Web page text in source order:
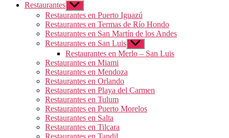
Restaurantes Mostrar
el
submenú
Restaurantes en Puerto Iguazú
Restaurantes en Termas de Río Hondo
Restaurantes en San Martín de los Andes
Restaurantes en San Luis Mostrar
el
submenú
Restaurantes en Merlo – San Luis
Restaurantes en Miami
Restaurantes en Mendoza
Restaurantes en Orlando
Restaurantes en Playa del Carmen
Restaurantes en Tulum
Restaurantes en Puerto Morelos
Restaurantes en Salta
Restaurantes en Tilcara
Restaurantes en Tandil